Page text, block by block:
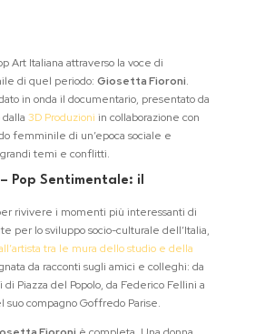
Art Italiana attraverso la voce di
di quel periodo: Giosetta Fioroni.
in onda il documentario, presentato da
3D Produzioni in collaborazione con
femminile di un’epoca sociale e
temi e conflitti.
Pop Sentimentale: il
rivivere i momenti più interessanti di
per lo sviluppo socio-culturale dell’Italia,
tra le mura dello studio e della
da racconti sugli amici e colleghi: da
Piazza del Popolo, da Federico Fellini a
suo compagno Goffredo Parise.